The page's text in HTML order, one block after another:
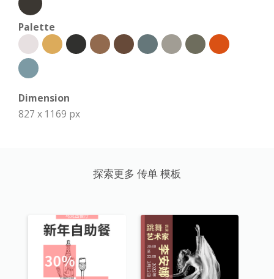
Palette
Dimension
827 x 1169 px
探索更多 传单 模板